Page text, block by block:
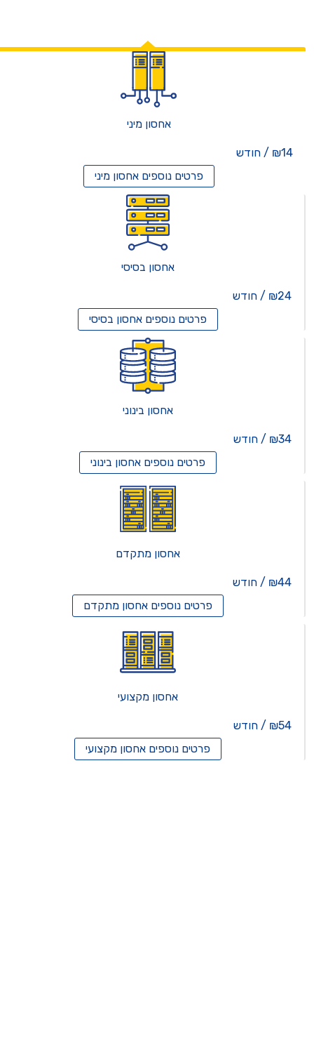
אחסון מיני
₪14 / חודש
פרטים נוספיםאחסון מיני
אחסון בסיסי
₪24 / חודש
פרטים נוספיםאחסון בסיסי
אחסון בינוני
₪34 / חודש
פרטים נוספיםאחסון בינוני
אחסון מתקדם
₪44 / חודש
פרטים נוספיםאחסון מתקדם
אחסון מקצועי
₪54 / חודש
פרטים נוספיםאחסון מקצועי